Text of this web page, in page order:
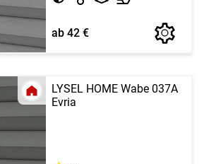
ab 42 €
LYSEL HOME Wabe 037A
Evria